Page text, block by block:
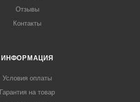
Отзывы
Контакты
ИНФОРМАЦИЯ
Условия оплаты
Гарантия на товар